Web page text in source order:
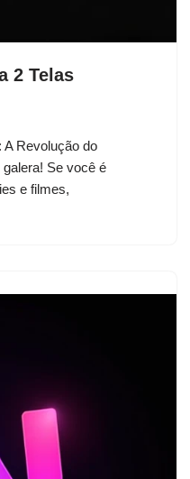
2 Telas
A Revolução do
Se você é
e filmes,